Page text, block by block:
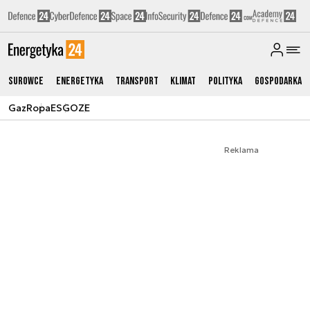
Surowce Energetyka Transport Klimat Polityka Gospodarka
GazRopaESGOZE
Reklama